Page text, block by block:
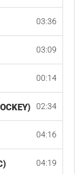
03:36
03:09
00:14
02:34
04:16
04:19